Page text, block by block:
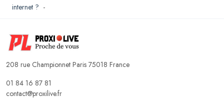
internet ? -
208 rue Championnet Paris 75018 France
01 84 16 87 81
contact@proxilive.fr